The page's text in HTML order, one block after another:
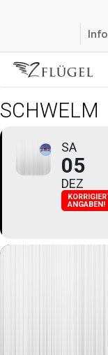
content
SCHWELM
SA
05
DEZ
ANGABEN!